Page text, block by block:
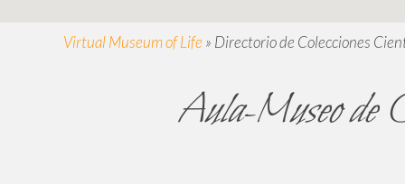
Virtual Museum of Life » Directorio de Colecciones
Aula-Museo de